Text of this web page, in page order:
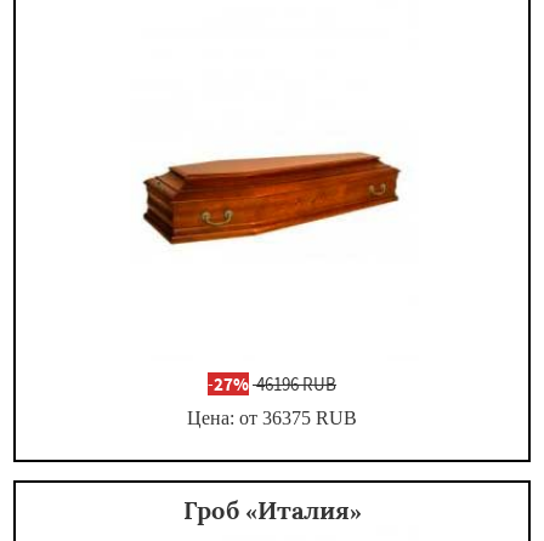
-27%46196 RUB
Цена: от 36375 RUB
Гроб «Италия»